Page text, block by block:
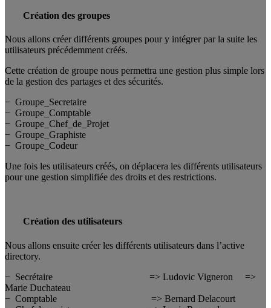
Création des groupes
Nous allons créer différents groupes pour y intégrer par la suite les
utilisateurs précédemment créés.
Cette création de groupe nous permettra une gestion plus simple lors
de la gestion des partages et des sécurités.
− Groupe_Secretaire
− Groupe_Comptable
− Groupe_Chef_de_Projet
− Groupe_Graphiste
− Groupe_Codeur
Une fois les utilisateurs créés, on déplacera les différents utilisateurs
pour une gestion simplifiée des droits et des restrictions.
Création des utilisateurs
Nous allons ensuite créer les différents utilisateurs dans l’active
directory.
− Secrétaire => Ludovic Vigneron =>
Marie Duchateau
− Comptable => Bernard Delacourt